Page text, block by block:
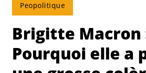
Peopolitique
Brigitte Macron
Pourquoi elle a